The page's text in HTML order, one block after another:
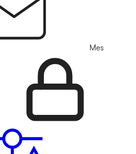
Mes